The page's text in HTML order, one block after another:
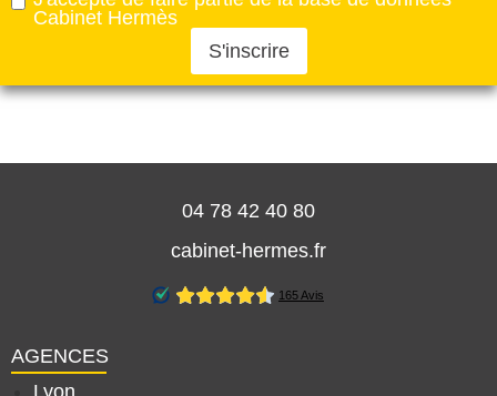
Cabinet Hermès
S'inscrire
04 78 42 40 80
cabinet-hermes.fr
AGENCES